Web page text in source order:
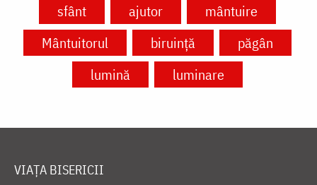
sfânt ajutor
mântuire
Mântuitorul
biruință
păgân
lumină
luminare
VIAȚA BISERICII